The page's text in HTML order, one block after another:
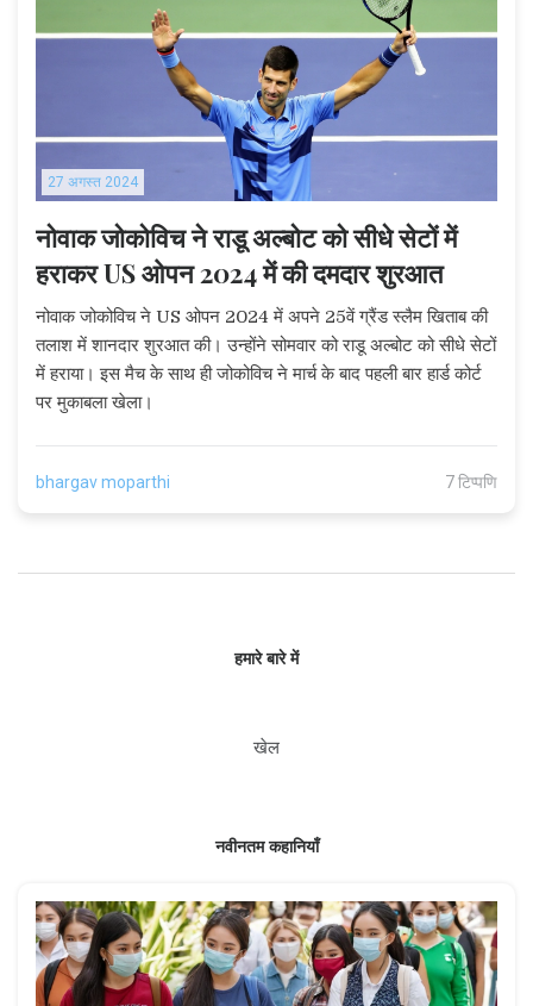
27 अगस्त 2024
नोवाक जोकोविच ने राडू अल्बोट को सीधे सेटों में
हराकर US ओपन 2024 में की दमदार शुरआत
नोवाक जोकोविच ने US ओपन 2024 में अपने 25वें ग्रैंड स्लैम खिताब की
तलाश में शानदार शुरआत की। उन्होंने सोमवार को राडू अल्बोट को सीधे सेटों
में हराया। इस मैच के साथ ही जोकोविच ने मार्च के बाद पहली बार हार्ड कोर्ट
पर मुकाबला खेला।
bhargav moparthi 7 टिप्पणि
हमारे बारे में
खेल
नवीनतम कहानियाँ